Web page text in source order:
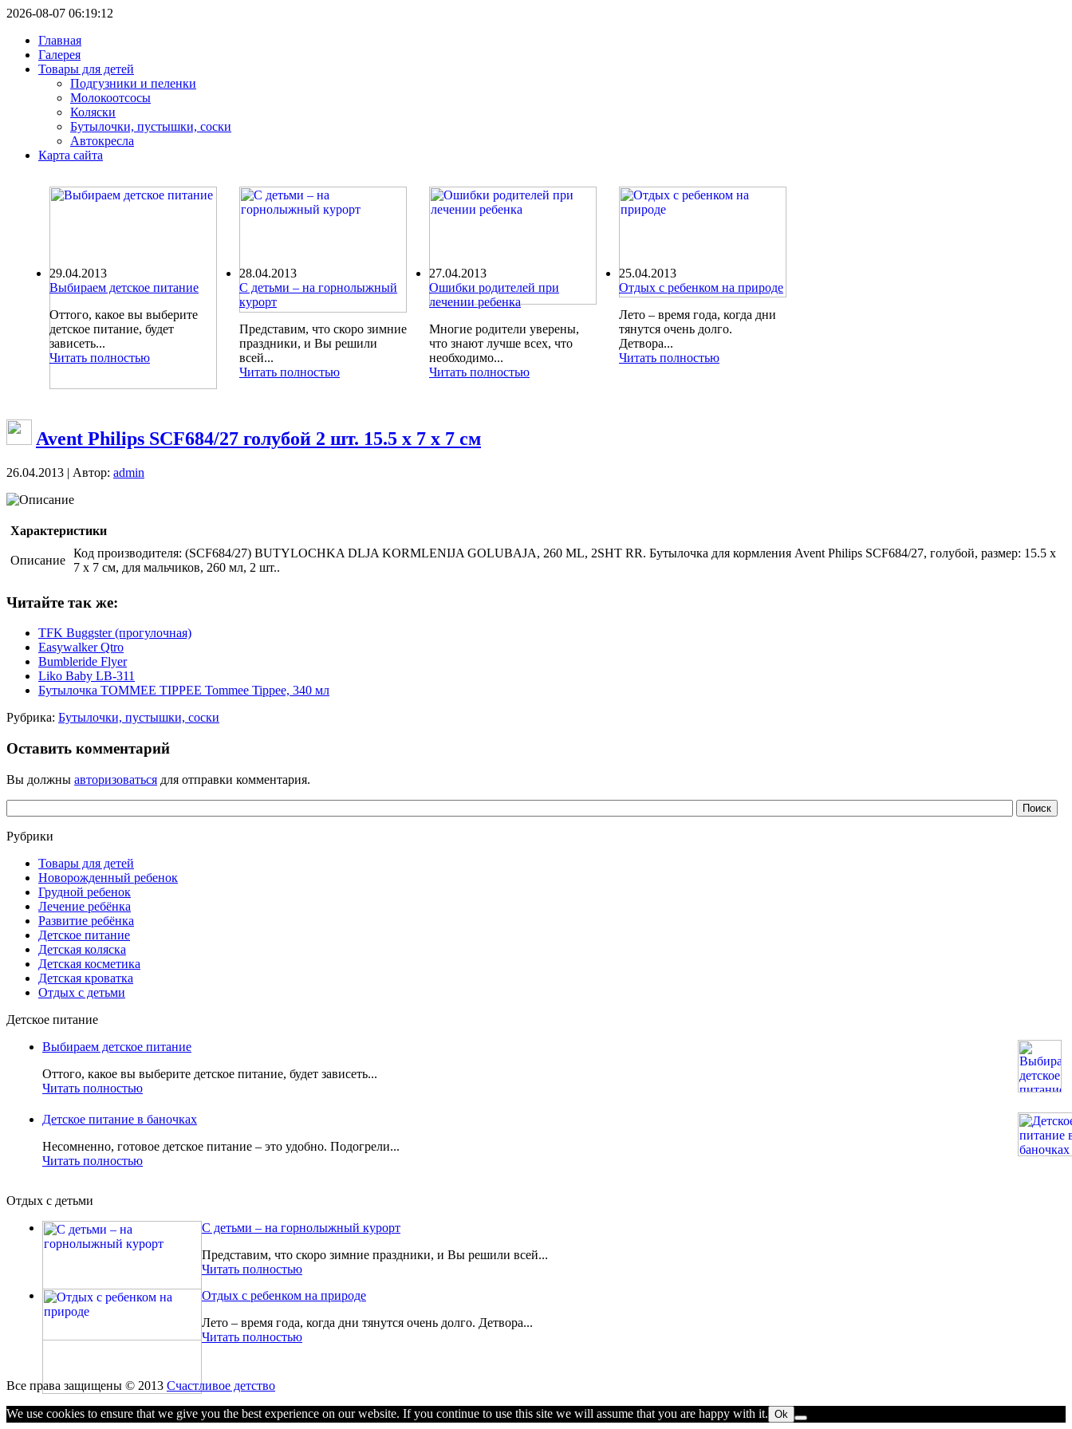
2026-08-07 06:19:12
Главная
Галерея
Товары для детей
Подгузники и пеленки
Молокоотсосы
Коляски
Бутылочки, пустышки, соски
Автокресла
Карта сайта
29.04.2013
Выбираем детское питание
Оттого, какое вы выберите
детское питание, будет
зависеть...
Читать полностью
28.04.2013
С детьми – на горнолыжный
курорт
Представим, что скоро зимние
праздники, и Вы решили
всей...
Читать полностью
27.04.2013
Ошибки родителей при
лечении ребенка
Многие родители уверены,
что знают лучше всех, что
необходимо...
Читать полностью
25.04.2013
Отдых с ребенком на природе
Лето – время года, когда дни
тянутся очень долго.
Детвора...
Читать полностью
Avent Philips SCF684/27 голубой 2 шт. 15.5 х 7 х 7 см
26.04.2013 | Автор: admin
Описание
Характеристики
Описание
Код производителя: (SCF684/27) BUTYLOCHKA DLJA KORMLENIJA GOLUBAJA, 260 ML, 2SHT RR. Бутылочка для кормления Avent Philips SCF684/27, голубой, размер: 15.5 х
7 х 7 см, для мальчиков, 260 мл, 2 шт..
Читайте так же:
TFK Buggster (прогулочная)
Easywalker Qtro
Bumbleride Flyer
Liko Baby LB-311
Бутылочка TOMMEE TIPPEE Tommee Tippee, 340 мл
Рубрика: Бутылочки, пустышки, соски
Оставить комментарий
Вы должны авторизоваться для отправки комментария.
Рубрики
Товары для детей
Новорожденный ребенок
Грудной ребенок
Лечение ребёнка
Развитие ребёнка
Детское питание
Детская коляска
Детская косметика
Детская кроватка
Отдых с детьми
Детское питание
Выбираем детское питание
Оттого, какое вы выберите детское питание, будет зависеть...
Читать полностью
Детское питание в баночках
Несомненно, готовое детское питание – это удобно. Подогрели...
Читать полностью
Отдых с детьми
С детьми – на горнолыжный курорт
Представим, что скоро зимние праздники, и Вы решили всей...
Читать полностью
Отдых с ребенком на природе
Лето – время года, когда дни тянутся очень долго. Детвора...
Читать полностью
Все права защищены © 2013 Счастливое детство
We use cookies to ensure that we give you the best experience on our website. If you continue to use this site we will assume that you are happy with it. Ok